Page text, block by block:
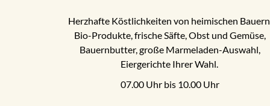
Herzhafte Köstlichkeiten von heimischen
Bio-Produkte, frische Säfte, Obst und Gemüse,
Bauernbutter, große Marmeladen-Auswahl,
Eiergerichte Ihrer Wahl.
07.00 Uhr bis 10.00 Uhr